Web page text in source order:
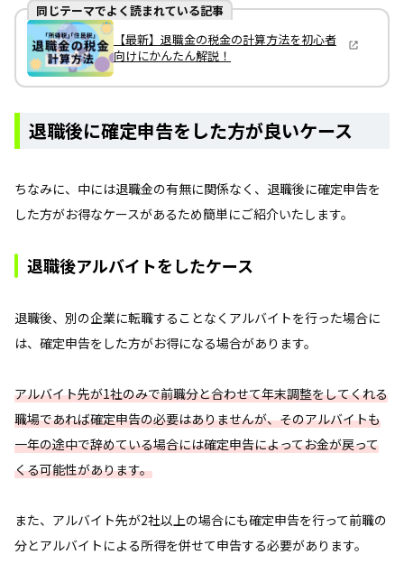
同じテーマでよく読まれている記事
【最新】退職金の税金の計算方法を初心者
向けにかんたん解説！
退職後に確定申告をした方が良いケース
ちなみに、中には退職金の有無に関係なく、退職後に確定申告を
した方がお得なケースがあるため簡単にご紹介いたします。
退職後アルバイトをしたケース
退職後、別の企業に転職することなくアルバイトを行った場合に
は、確定申告をした方がお得になる場合があります。
アルバイト先が1社のみで前職分と合わせて年末調整をしてくれる
職場であれば確定申告の必要はありませんが、そのアルバイトも
一年の途中で辞めている場合には確定申告によってお金が戻って
くる可能性があります。
また、アルバイト先が2社以上の場合にも確定申告を行って前職の
分とアルバイトによる所得を併せて申告する必要があります。